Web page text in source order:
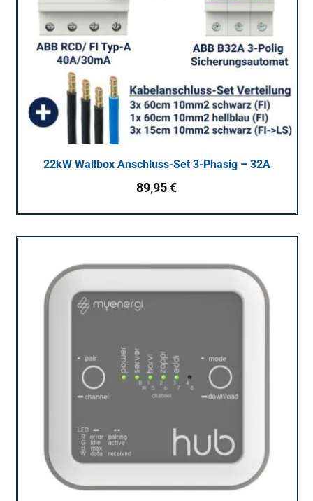
22kW Wallbox Anschluss-Set 3-Phasig – 32A
89,95€